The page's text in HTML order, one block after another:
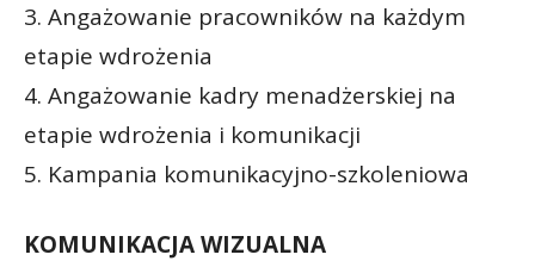
3. Angażowanie pracowników na każdym
etapie wdrożenia
4. Angażowanie kadry menadżerskiej na
etapie wdrożenia i komunikacji
5. Kampania komunikacyjno-szkoleniowa
KOMUNIKACJA WIZUALNA